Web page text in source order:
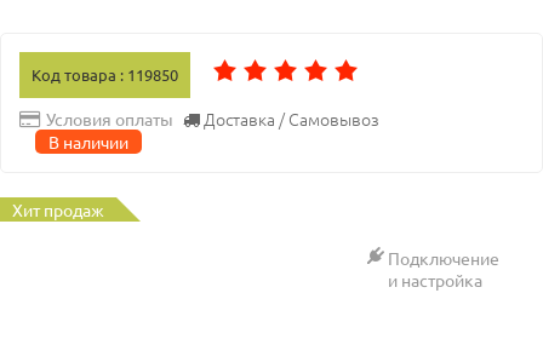
Код товара : 119850
Условия оплаты Доставка / Самовывоз
В наличии
Хит продаж
Подключение
и настройка